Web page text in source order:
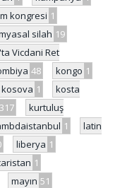
kongresi 1
silah 19
Vicdani Ret
48 kongo 1
kosova 1
kosta
317
kurtuluş
1
latin
liberya 1
1
mayın 51